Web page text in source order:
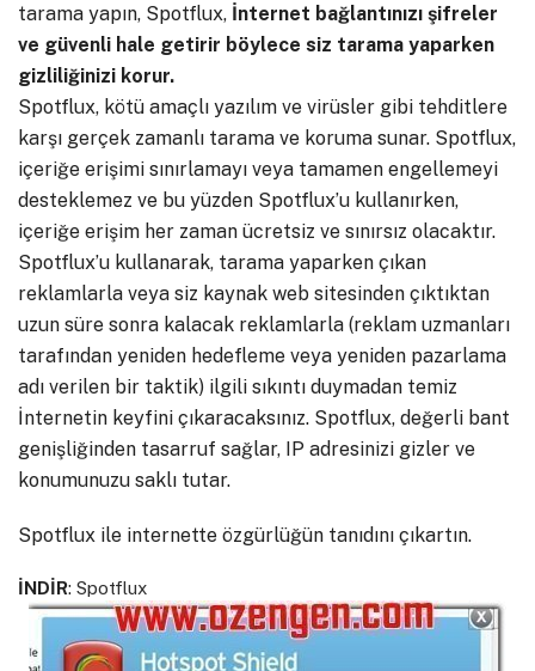
tarama yapın, Spotflux, İnternet bağlantınızı şifreler
ve güvenli hale getirir böylece siz tarama yaparken
gizliliğinizi korur.
Spotflux, kötü amaçlı yazılım ve virüsler gibi tehditlere
karşı gerçek zamanlı tarama ve koruma sunar. Spotflux,
içeriğe erişimi sınırlamayı veya tamamen engellemeyi
desteklemez ve bu yüzden Spotflux’u kullanırken,
içeriğe erişim her zaman ücretsiz ve sınırsız olacaktır.
Spotflux’u kullanarak, tarama yaparken çıkan
reklamlarla veya siz kaynak web sitesinden çıktıktan
uzun süre sonra kalacak reklamlarla (reklam uzmanları
tarafından yeniden hedefleme veya yeniden pazarlama
adı verilen bir taktik) ilgili sıkıntı duymadan temiz
İnternetin keyfini çıkaracaksınız. Spotflux, değerli bant
genişliğinden tasarruf sağlar, IP adresinizi gizler ve
konumunuzu saklı tutar.
Spotflux ile internette özgürlüğün tanıdını çıkartın.
İNDİR: Spotflux